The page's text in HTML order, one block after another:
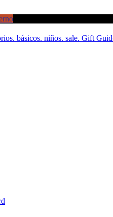
básicos. niños. sale. Gift